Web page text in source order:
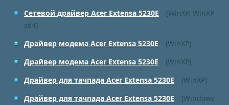
Сетевой драйвер Acer Extensa 5230E
(WinXP, WinXP
x64)
Драйвер модема Acer Extensa 5230E
(WinXP)
Драйвер модема Acer Extensa 5230E
(WinXP)
Драйвер для тачпада Acer Extensa 5230E
(WinXP)
Драйвер для тачпада Acer Extensa 5230E
(Windows